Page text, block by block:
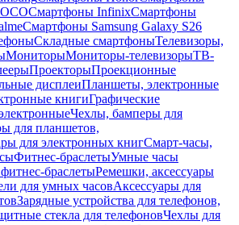
Смартфоны InfinixСмартфоны
Смартфоны Samsung Galaxy S26
Складные смартфоныТелевизоры,
МониторыМониторы-телевизорыТВ-
ПроекторыПроекционные
дисплеиПланшеты, электронные
книгиГрафические
Чехлы, бамперы для
для планшетов,
для электронных книгСмарт-часы,
Фитнес-браслетыУмные часы
браслетыРемешки, аксессуары
для умных часовАксессуары для
Зарядные устройства для телефонов,
стекла для телефоновЧехлы для